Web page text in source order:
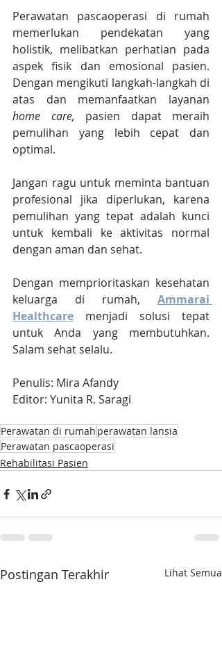
Perawatan pascaoperasi di rumah
memerlukan pendekatan yang
holistik, melibatkan perhatian pada
aspek fisik dan emosional pasien.
Dengan mengikuti langkah-langkah di
home care, pasien dapat meraih
pemulihan yang lebih cepat dan
optimal.
Jangan ragu untuk meminta bantuan
profesional jika diperlukan, karena
pemulihan yang tepat adalah kunci
untuk kembali ke aktivitas normal
dengan aman dan sehat.
Dengan memprioritaskan kesehatan
keluarga di rumah, Ammarai
Healthcare menjadi solusi tepat
untuk Anda yang membutuhkan.
Salam sehat selalu.
Penulis: Mira Afandy
Editor: Yunita R. Saragi
Perawatan di rumah perawatan lansia
Perawatan pascaoperasi
Rehabilitasi Pasien
Postingan Terakhir Lihat Semua